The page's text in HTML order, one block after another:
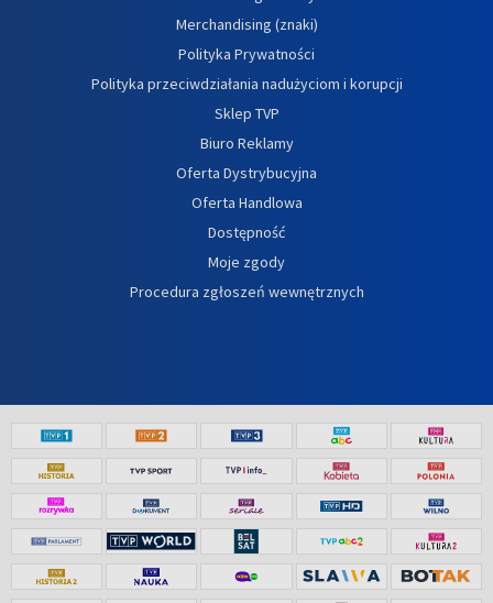
Merchandising (znaki)
Polityka Prywatności
Polityka przeciwdziałania nadużyciom i korupcji
Sklep TVP
Biuro Reklamy
Oferta Dystrybucyjna
Oferta Handlowa
Dostępność
Moje zgody
Procedura zgłoszeń wewnętrznych